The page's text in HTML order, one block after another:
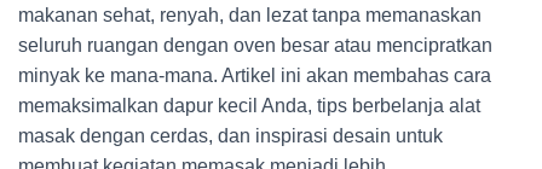
makanan sehat, renyah, dan lezat tanpa memanaskan
seluruh ruangan dengan oven besar atau mencipratkan
minyak ke mana-mana. Artikel ini akan membahas cara
memaksimalkan dapur kecil Anda, tips berbelanja alat
masak dengan cerdas, dan inspirasi desain untuk